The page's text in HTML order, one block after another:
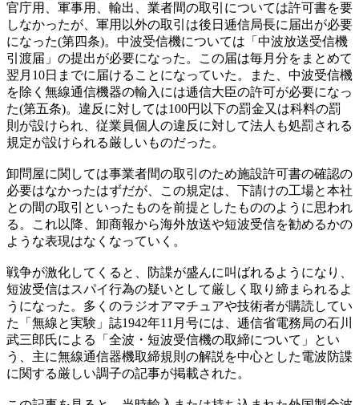
官庁用、軍事用、輸出、業者間の取引については許可書を要
しなかったが、軍用以外の取引は後日逓信局長に届出が必要
になった(第四条)。中波受信機については「中波放送受信機
引渡届」の提出が必要になった。この届は毎月分をまとめて
翌月10日までに届けることになっていた。また、中波受信機
を除く無線通信機器の輸入には逓信大臣の許可が必要になっ
た(第五条)。違反に対しては100円以下の罰金又は科料の罰
則が設けられ、従業員個人の違反に対して法人も処罰される
規定が設けられる厳しいものだった。
卸問屋に関しては事業者間の取引のため施設許可書の確認の
必要はなかったはずだが、この規定は、下請けの工場と本社
との間の取引といったものを前提としたもののように思われ
る。これ以降、卸商報から海外放送や短波受信を勧めるかの
ような表現はなくなっていく。
戦争が激化してくると、防諜が盛んに叫ばれるようになり、
短波受信はスパイ行為の疑いとして厳しく取り締まられるよ
うになった。多くのラジオアマチュアや技術者が購読してい
た「無線と実験」誌1942年11月号には、逓信省電務局の石川
武三郎氏による「全波・短波受信機の取締について」とい
う、主に無線通信器機取締規則の解説を中心とした電波防諜
に関する厳しい調子の記事が掲載された。